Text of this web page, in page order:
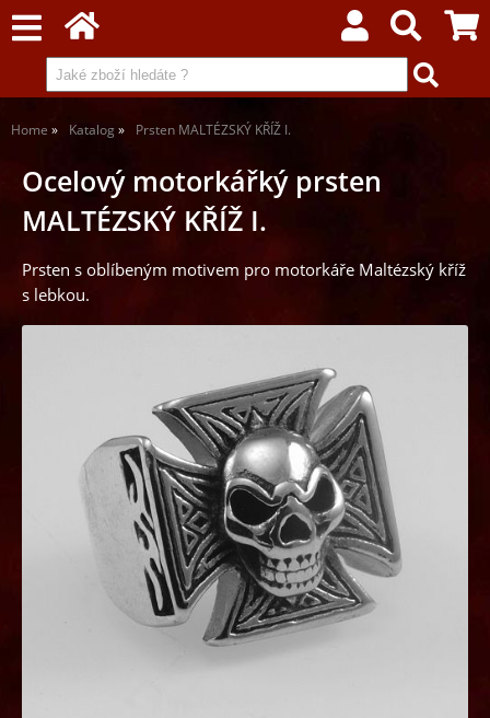
Home Katalog Prsten MALTÉZSKÝ KŘÍŽ I.
Ocelový motorkářký prsten
MALTÉZSKÝ KŘÍŽ I.
Prsten s oblíbeným motivem pro motorkáře Maltézský kříž
s lebkou.